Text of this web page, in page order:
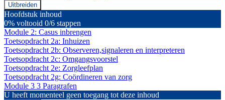
Uitbreiden
Module
2
Hoofdstuk inhoud
0% voltooid 0/6 stappen
Module 2: Casus inbrengen
Toetsopdracht 2a: Inhuizen
Toetsopdracht 2b: Observeren,signaleren en interpreteren
Toetsopdracht 2c: Omgangsvoorstel
Toetsopdracht 2e: Zorgleefplan
Toetsopdracht 2g: Coördineren van zorg
Module 3 3 Paragrafen
U heeft momenteel geen toegang tot deze inhoud